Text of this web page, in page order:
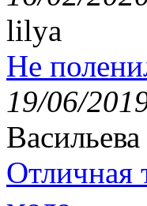
lilya
Не
19/06/
Васильева
Отличная